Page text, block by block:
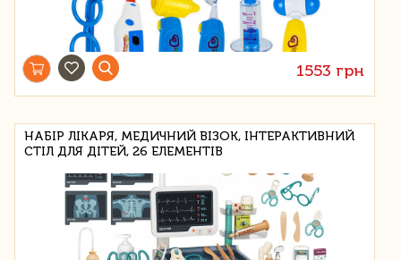
1553 грн
НАБІР ЛІКАРЯ, МЕДИЧНИЙ ВІЗОК, ІНТЕРАКТИВНИЙ
СТІЛ ДЛЯ ДІТЕЙ, 26 ЕЛЕМЕНТІВ